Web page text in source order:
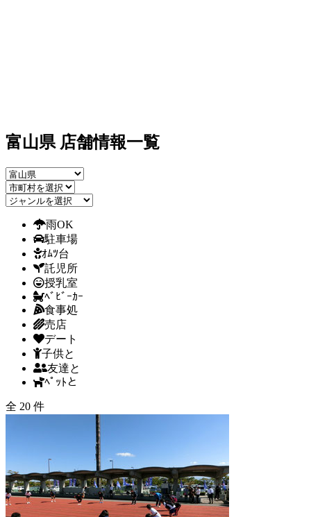
富山県 店舗情報一覧
雨OK
駐車場
ｵﾑﾂ台
託児所
授乳室
ﾍﾞﾋﾞｰｶｰ
食事処
売店
デート
子供と
友達と
ﾍﾟｯﾄと
全 20 件